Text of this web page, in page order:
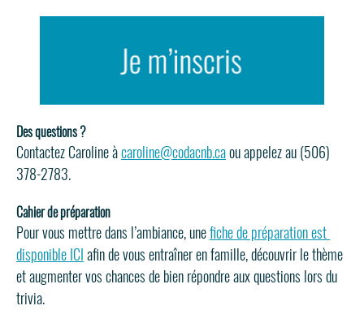
Des questions ?
Contactez Caroline à caroline@codacnb.ca ou appelez au (506)
378-2783.
Cahier de préparation
Pour vous mettre dans l’ambiance, une fiche de préparation est
disponible ICI afin de vous entraîner en famille, découvrir le thème
et augmenter vos chances de bien répondre aux questions lors du
trivia.